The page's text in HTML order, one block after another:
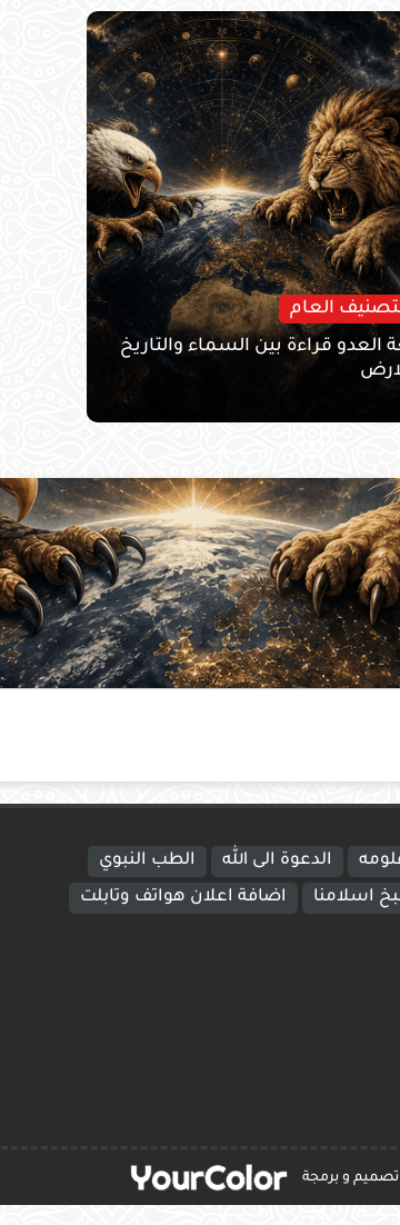
العام
العدو قراءة بين السماء والتاريخ
الدعوة الى الله
الطب النبوي
اسلامنا اضافة اعلان هواتف وتابلت
تصميم و برمجة